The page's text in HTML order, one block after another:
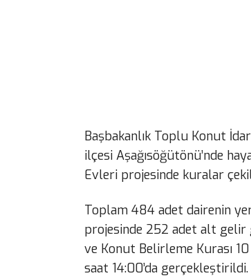
Başbakanlık Toplu Konut
ilçesi Aşağısöğütönü’nde
Evleri projesinde kuralar
Toplam 484 adet dairenin
projesinde 252 adet alt
ve Konut Belirleme Kurası
saat 14:00’da gerçekleştirildi.